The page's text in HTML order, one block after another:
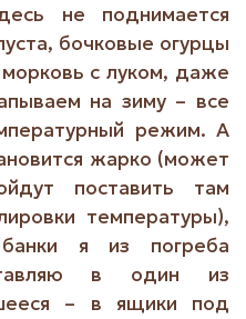
не поднимается
бочковые огурцы
с луком, даже
на зиму – все
режим. А
жарко (может
поставить там
температуры),
я из погреба
в один из
– в ящики под